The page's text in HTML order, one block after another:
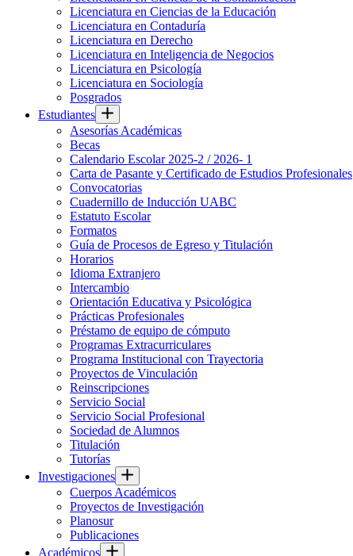
Licenciatura en Ciencias de la Educación
Licenciatura en Contaduría
Licenciatura en Derecho
Licenciatura en Inteligencia de Negocios
Licenciatura en Psicología
Licenciatura en Sociología
Posgrados
Estudiantes
Asesorías Académicas
Becas
Calendario Escolar 2025-2 / 2026- 1
Carta de Pasante y Certificado de Estudios Profesionales
Convocatorias
Cuadernillo de Inducción UABC
Estatuto Escolar
Formatos
Guía de Procesos de Egreso y Titulación
Horarios
Idioma Extranjero
Intercambio
Orientación Educativa y Psicológica
Prácticas Profesionales
Préstamo de equipo de cómputo
Programas Extracurriculares
Programa Institucional con Trayectoria
Proyectos de Vinculación
Reinscripciones
Servicio Social
Servicio Social Profesional
Sociedad de Alumnos
Titulación
Tutorías
Investigaciones
Cuerpos Académicos
Proyectos de Investigación
Planosur
Publicaciones
Académicos